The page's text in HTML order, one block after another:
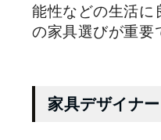
能性などの生活に
の家具選びが重要
家具デザイナ